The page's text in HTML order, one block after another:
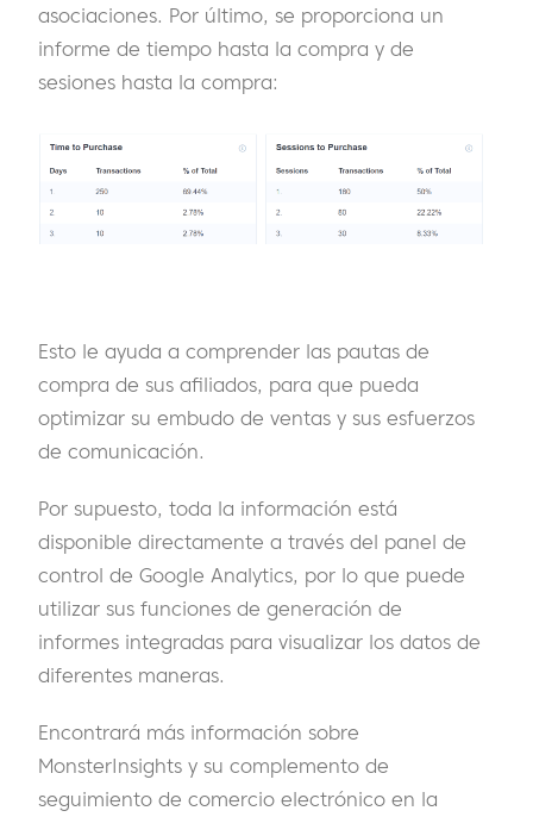
asociaciones. Por último, se proporciona un
informe de tiempo hasta la compra y de
sesiones hasta la compra:
Esto le ayuda a comprender las pautas de
compra de sus afiliados, para que pueda
optimizar su embudo de ventas y sus esfuerzos
de comunicación.
Por supuesto, toda la información está
disponible directamente a través del panel de
control de Google Analytics, por lo que puede
utilizar sus funciones de generación de
informes integradas para visualizar los datos de
diferentes maneras.
Encontrará más información sobre
MonsterInsights y su complemento de
seguimiento de comercio electrónico en la